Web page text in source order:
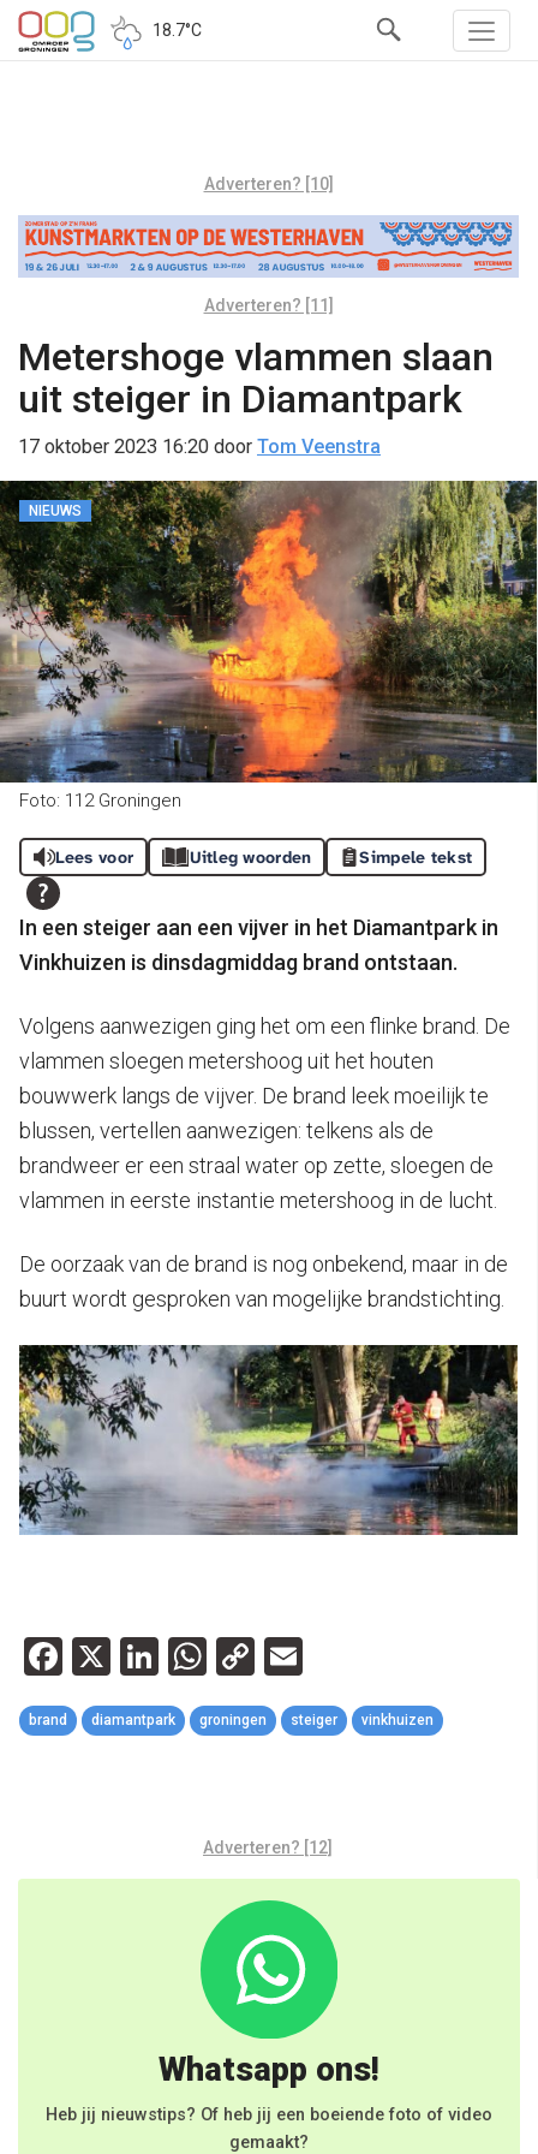
18.7°C
Adverteren? [10]
Adverteren? [11]
Metershoge vlammen slaan
uit steiger in Diamantpark
17 oktober 2023 16:20 door Tom Veenstra
NIEUWS
Foto: 112 Groningen
Lees voor Uitleg woorden Simpele tekst
In een steiger aan een vijver in het Diamantpark in
Vinkhuizen is dinsdagmiddag brand ontstaan.
Volgens aanwezigen ging het om een flinke brand. De
vlammen sloegen metershoog uit het houten
bouwwerk langs de vijver. De brand leek moeilijk te
blussen, vertellen aanwezigen: telkens als de
brandweer er een straal water op zette, sloegen de
vlammen in eerste instantie metershoog in de lucht.
De oorzaak van de brand is nog onbekend, maar in de
buurt wordt gesproken van mogelijke brandstichting.
Facebook
X LinkedIn
WhatsApp
Copy
Link
brand diamantpark groningen steiger vinkhuizen
Adverteren? [12]
Whatsapp ons!
Heb jij nieuwstips? Of heb jij een boeiende foto of video
gemaakt?